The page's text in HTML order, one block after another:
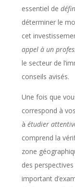
essentiel de
déterminer le
cet
appel à un
le secteur de
conseils avisés.
Une fois que
correspond à
à étudier
comprend la
zone
des
important